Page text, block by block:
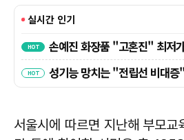
서울시에 따르면 지난해 부모교